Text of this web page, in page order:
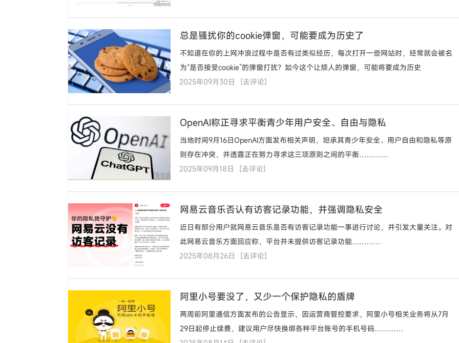
总是骚扰你的cookie弹窗，可能要成为历史了
不知道在你的上网冲浪过程中是否有过类似经历，每次打开一些网站时，经常就会被名
为“是否接受cookie”的弹窗打扰？如今这个让烦人的弹窗，可能将要成为历史
了…………
2025年09月30日 [去评论]
OpenAI称正寻求平衡青少年用户安全、自由与隐私
当地时间9月16日OpenAI方面发布相关声明，坦承其青少年安全、用户自由和隐私等原
则存在冲突，并透露正在努力寻求这三项原则之间的平衡…………
2025年09月18日
[去评论]
网易云音乐否认有访客记录功能，并强调隐私安全
近日有部分用户就网易云音乐是否有访客记录功能一事进行讨论，并引发大量关注。对
此网易云音乐方面回应称，平台并未提供访客记录功能…………
2025年08月26日
[去评论]
阿里小号要没了，又少一个保护隐私的盾牌
两周前阿里通信方面发布的公告显示，因运营商管控要求，阿里小号相关业务将从7月
29日起停止续费，建议用户尽快换绑各种平台账号的手机号码…………